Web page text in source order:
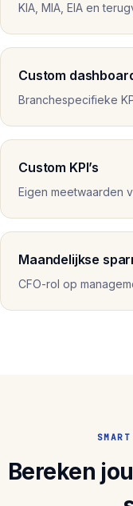
KIA, MIA, EIA en
Custom
Branchespecifieke
Custom KPI’s
Eigen meetwaarden
Maandelijkse
CFO-rol op
Bereken